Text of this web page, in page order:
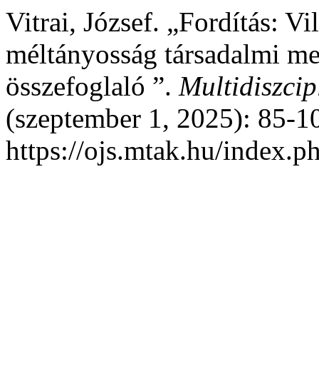
Vitrai, József. „Fordítás:
méltányosság társadalmi
összefoglaló ”.
(szeptember 1, 2025): 85-
https://ojs.mtak.hu/